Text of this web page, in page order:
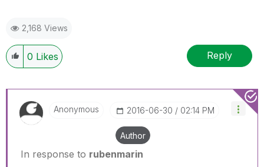
2,168 Views
0 Likes Reply
Anonymous ‎2016-06-30 02:14 PM
Author
In response to rubenmarin